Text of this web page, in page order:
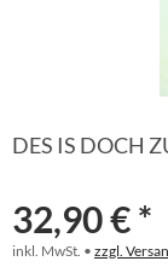
DES IS DOCH
32,90 € *
inkl. MwSt. • zzgl.